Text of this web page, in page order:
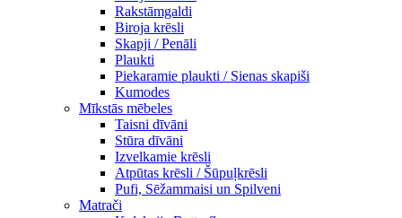
Rakstāmgaldi
Biroja krēsli
Skapji / Penāli
Plaukti
Piekaramie plaukti / Sienas skapiši
Kumodes
Mīkstās mēbeles
Taisni dīvāni
Stūra dīvāni
Izvelkamie krēsli
Atpūtas krēsli / Šūpuļkrēsli
Pufi, Sēžammaisi un Spilveni
Matrači